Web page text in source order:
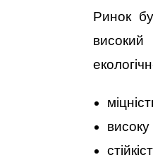
Ринок
високий